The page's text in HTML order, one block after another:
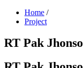
Home /
Project
RT Pak